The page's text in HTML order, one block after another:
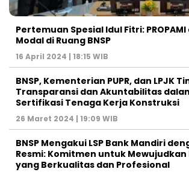
Pertemuan Spesial Idul Fitri: PROPAMI
Modal di Ruang BNSP
16 April 2024 | 18:15 WIB
BNSP, Kementerian PUPR, dan LPJK
Transparansi dan Akuntabilitas
Sertifikasi Tenaga Kerja Konstruksi
26 Maret 2024 | 19:09 WIB
BNSP Mengakui LSP Bank Mandiri
Resmi: Komitmen untuk Mewujudkan
yang Berkualitas dan Profesional